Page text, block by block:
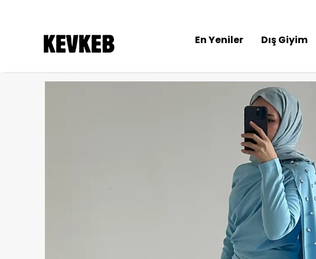
En Yeniler Dış Giyim